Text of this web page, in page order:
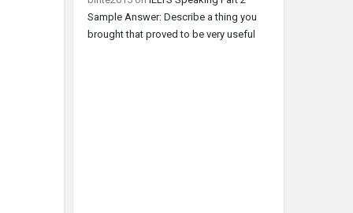
Sample Answer: Describe a thing you
brought that proved to be very useful